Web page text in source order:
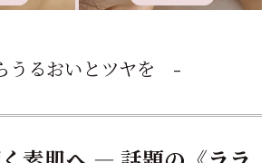
うるおいとツヤを -